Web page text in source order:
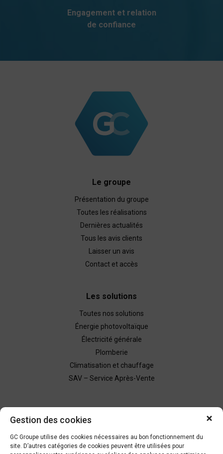
Gestion des cookies
GC Groupe utilise des cookies nécessaires au bon fonctionnement du
site. D’autres catégories de cookies peuvent être utilisées pour
Engagement et relation
de confiance
Le groupe
Présentation du groupe
Toutes les réalisations
Dernières actualités
Tous les avis clients
Laisser un avis
Contact et accès
Les solutions
Toutes nos solutions
Énergie photovoltaïque
Électricité générale
Plomberie
Climatisation et chauffage
SAV – Service Après-Vente
Demande de devis